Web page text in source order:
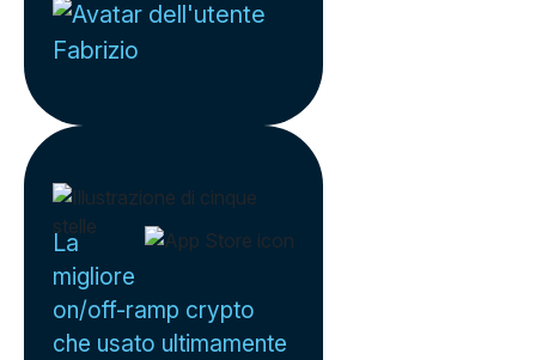
Fabrizio
La
migliore
on/off-ramp crypto
che usato ultimamente